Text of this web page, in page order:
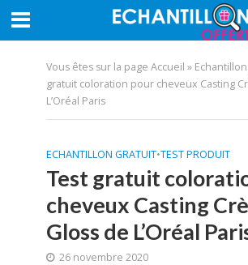
Vous êtes sur la page Accueil »
gratuit coloration pour cheveux Casting
L’Oréal Paris
ECHANTILLON GRATUIT•TEST PRODUIT
Test gratuit
cheveux Casting
Gloss de L’Oréal
26 novembre 2020